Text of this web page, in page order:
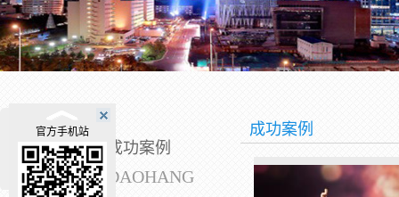
成功案例
DAOHANG
成功案例
官方手机站